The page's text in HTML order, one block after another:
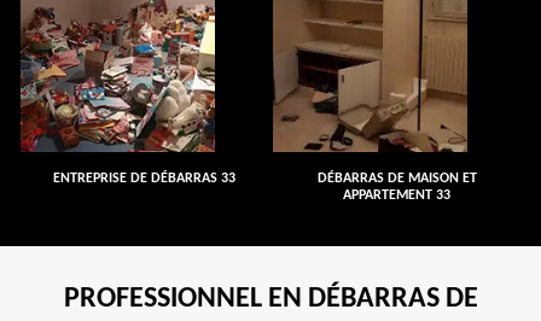
ENTREPRISE DE DÉBARRAS 33
DÉBARRAS DE MAISON ET
APPARTEMENT 33
PROFESSIONNEL EN DÉBARRAS DE